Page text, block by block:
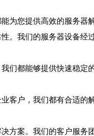
为您提供高效的服务器
。我们的服务器设备经
们都能够提供快速稳定
客户，我们都有合适的
方案。我们的客户服务